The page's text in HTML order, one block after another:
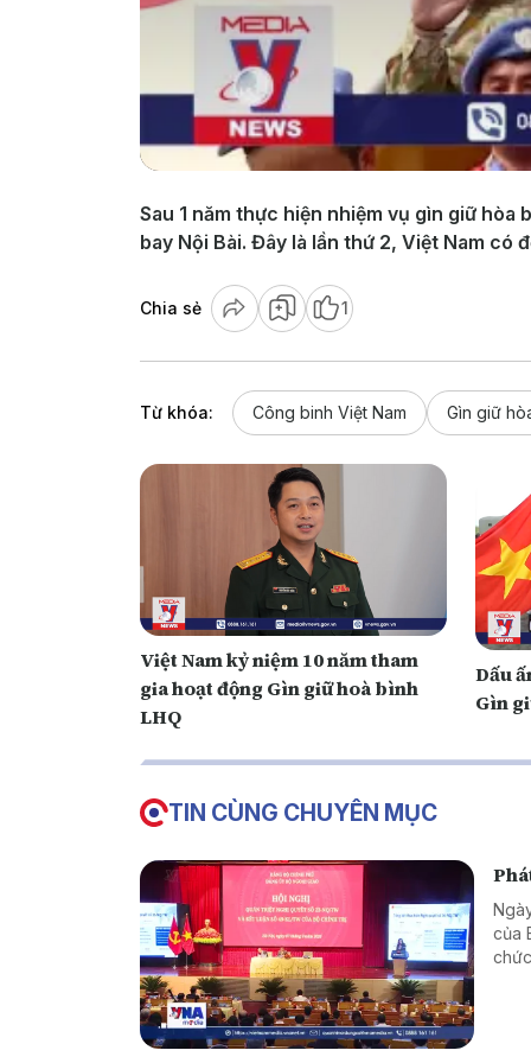
Sau 1 năm thực hiện nhiệm vụ gìn giữ
bay Nội Bài. Đây là lần thứ 2, Việt Nam có
Chia sẻ 1
Từ khóa: Công binh Việt Nam Gìn giữ
Việt Nam kỷ niệm 10 năm tham
gia hoạt động Gìn giữ hoà bình
LHQ
Dấu
Gìn
TIN CÙNG CHUYÊN MỤC
của